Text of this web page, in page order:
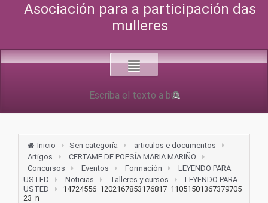
Asociación para a participación das
mulleres
Inicio Sen categoría
articulos e documentos
Artigos
CERTAME DE POESÍA MARIA MARIÑO
Concursos
Eventos Formación
LEYENDO PARA
USTED
Noticias Talleres y cursos
LEYENDO PARA
USTED
14724556_1202167853176817_11051501367379705
23_n